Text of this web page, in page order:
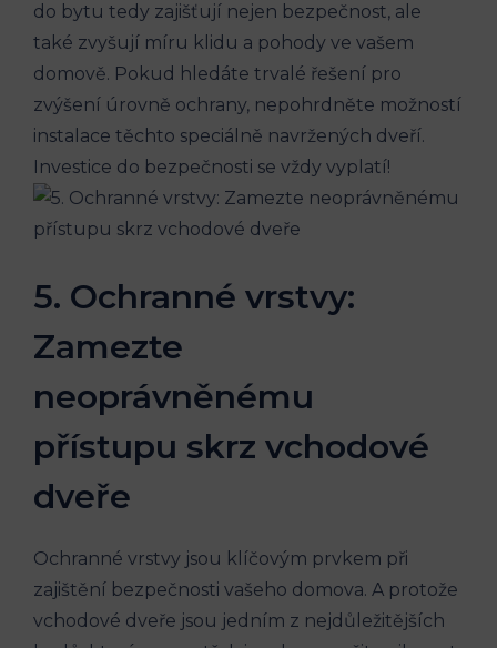
do bytu tedy zajišťují nejen ‍bezpečnost, ale
také zvyšují ​míru klidu a‌ pohody ve vašem
domově. Pokud hledáte trvalé ⁢řešení pro
zvýšení úrovně ochrany, nepohrdněte možností
instalace těchto speciálně navržených dveří.
Investice do bezpečnosti se⁣ vždy vyplatí!
5. Ochranné ⁢vrstvy:
Zamezte
neoprávněnému
přístupu skrz​ vchodové
⁣dveře
Ochranné vrstvy jsou klíčovým prvkem při
zajištění bezpečnosti vašeho domova. A protože
vchodové dveře jsou jedním z nejdůležitějších